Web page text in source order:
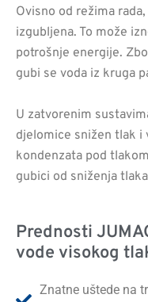
Ovisno od režima
izgubljena. To može
potrošnje energije.
gubi se voda iz kruga
U zatvorenim
djelomice snižen tlak i
kondenzata pod
gubici od sniženja
Prednosti
vode visokog
Znatne uštede na